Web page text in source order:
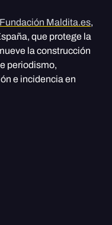
Fundación Maldita.es,
que protege la
la construcción
periodismo,
e incidencia en